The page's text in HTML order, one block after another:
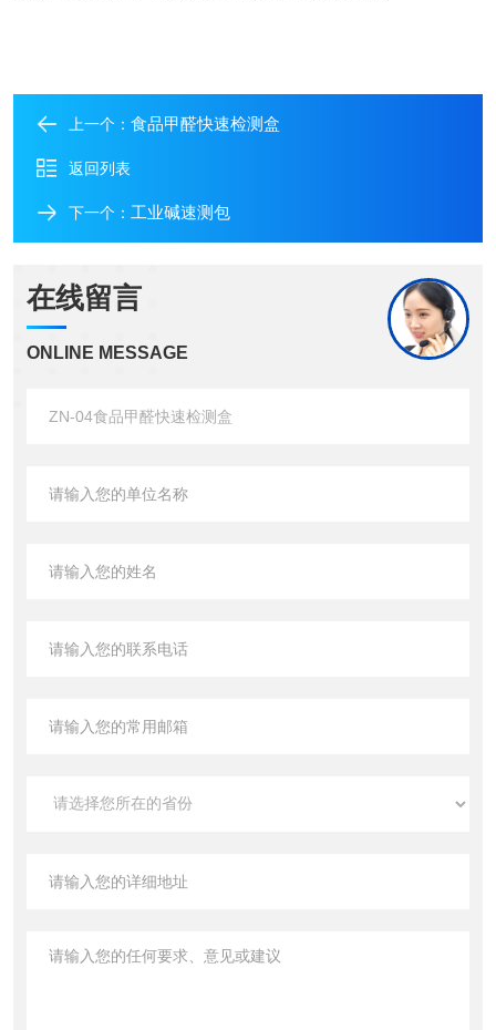
上一个： 食品甲醛快速检测盒
返回列表
下一个： 工业碱速测包
在线留言
ONLINE MESSAGE